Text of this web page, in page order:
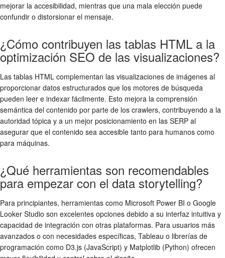
mejorar la accesibilidad, mientras que una mala elección puede
confundir o distorsionar el mensaje.
¿Cómo contribuyen las tablas HTML a la
optimización SEO de las visualizaciones?
Las tablas HTML complementan las visualizaciones de imágenes al
proporcionar datos estructurados que los motores de búsqueda
pueden leer e indexar fácilmente. Esto mejora la comprensión
semántica del contenido por parte de los crawlers, contribuyendo a la
autoridad tópica y a un mejor posicionamiento en las SERP al
asegurar que el contenido sea accesible tanto para humanos como
para máquinas.
¿Qué herramientas son recomendables
para empezar con el data storytelling?
Para principiantes, herramientas como Microsoft Power BI o Google
Looker Studio son excelentes opciones debido a su interfaz intuitiva y
capacidad de integración con otras plataformas. Para usuarios más
avanzados o con necesidades específicas, Tableau o librerías de
programación como D3.js (JavaScript) y Matplotlib (Python) ofrecen